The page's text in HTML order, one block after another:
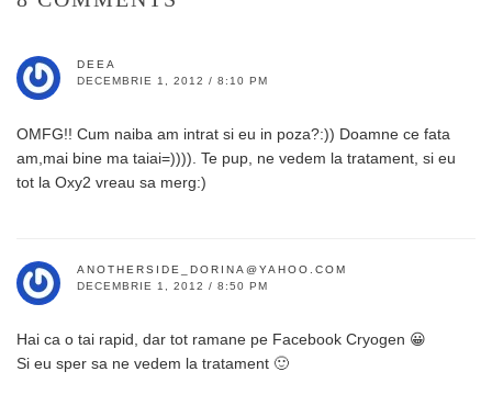
DEEA
DECEMBRIE 1, 2012 / 8:10 PM
OMFG!! Cum naiba am intrat si eu in poza?:)) Doamne ce fata
am,mai bine ma taiai=)))). Te pup, ne vedem la tratament, si eu
tot la Oxy2 vreau sa merg:)
ANOTHERSIDE_DORINA@YAHOO.COM
DECEMBRIE 1, 2012 / 8:50 PM
Hai ca o tai rapid, dar tot ramane pe Facebook Cryogen 😀
Si eu sper sa ne vedem la tratament 🙂